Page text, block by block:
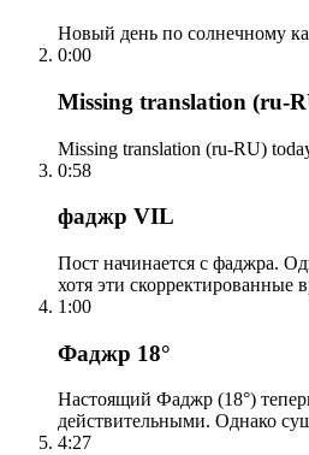
0:00
Missing translation (ru-
Missing translation (ru-RU)
0:58
фаджр VIL
Пост начинается с фаджра.
хотя эти скорректированные
1:00
Фаджр 18°
Настоящий Фаджр (18°)
действительными. Однако
4:27